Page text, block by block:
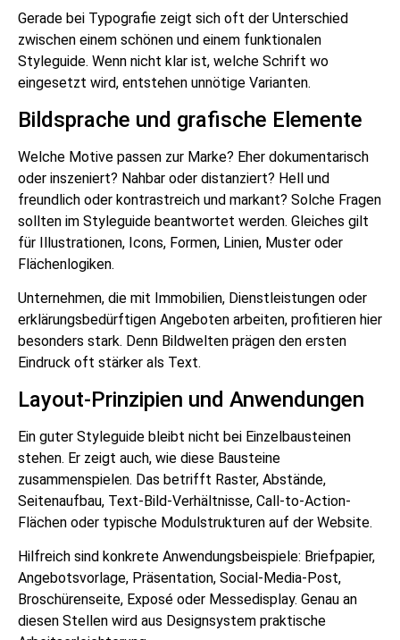
Gerade bei Typografie zeigt sich oft der Unterschied
zwischen einem schönen und einem funktionalen
Styleguide. Wenn nicht klar ist, welche Schrift wo
eingesetzt wird, entstehen unnötige Varianten.
Bildsprache und grafische Elemente
Welche Motive passen zur Marke? Eher dokumentarisch
oder inszeniert? Nahbar oder distanziert? Hell und
freundlich oder kontrastreich und markant? Solche Fragen
sollten im Styleguide beantwortet werden. Gleiches gilt
für Illustrationen, Icons, Formen, Linien, Muster oder
Flächenlogiken.
Unternehmen, die mit Immobilien, Dienstleistungen oder
erklärungsbedürftigen Angeboten arbeiten, profitieren hier
besonders stark. Denn Bildwelten prägen den ersten
Eindruck oft stärker als Text.
Layout-Prinzipien und Anwendungen
Ein guter Styleguide bleibt nicht bei Einzelbausteinen
stehen. Er zeigt auch, wie diese Bausteine
zusammenspielen. Das betrifft Raster, Abstände,
Seitenaufbau, Text-Bild-Verhältnisse, Call-to-Action-
Flächen oder typische Modulstrukturen auf der Website.
Hilfreich sind konkrete Anwendungsbeispiele: Briefpapier,
Angebotsvorlage, Präsentation, Social-Media-Post,
Broschürenseite, Exposé oder Messedisplay. Genau an
diesen Stellen wird aus Designsystem praktische